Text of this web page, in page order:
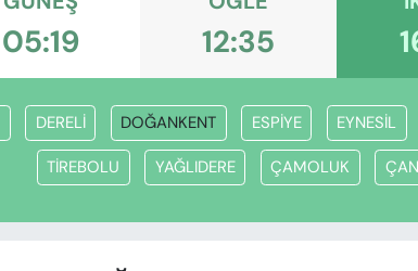
05:19 12:35
DERELİ DOĞANKENT ESPİYE EYNESİL
TİREBOLU YAĞLIDERE ÇAMOLUK